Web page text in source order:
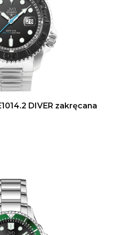
DIVER zakręcana